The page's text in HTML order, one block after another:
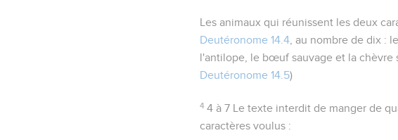
Les animaux qui réunissent les deux
Deutéronome 14.4 , au nombre de dix :
l'antilope, le bœuf sauvage et la chèvre
Deutéronome 14.5)
4 4 à 7 Le texte interdit de manger de
caractères voulus :